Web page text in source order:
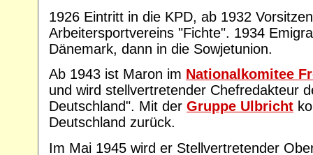
1926 Eintritt in die KPD, ab 1932
Arbeitersportvereins "Fichte". 1934
Dänemark, dann in die Sowjetunion.
Ab 1943 ist Maron im Nationalkomitee
und wird stellvertretender Chefredakteur
Deutschland". Mit der Gruppe Ulbricht
Deutschland zurück.
Im Mai 1945 wird er Stellvertretender